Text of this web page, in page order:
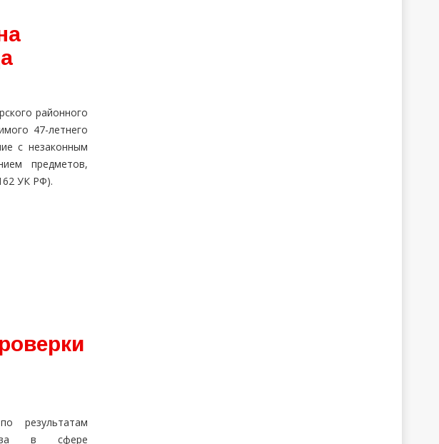
районного
47-летнего
с незаконным
предметов,
УК РФ).
результатам
в сфере